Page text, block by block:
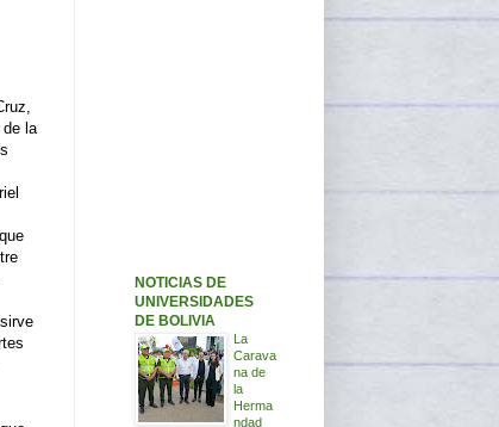
la
NOTICIAS DE
UNIVERSIDADES
DE BOLIVIA
La
Carava
na de
la
Herma
ndad